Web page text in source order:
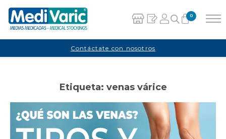
0
Carrito
Contáctate con nosotros
Etiqueta: venas várice